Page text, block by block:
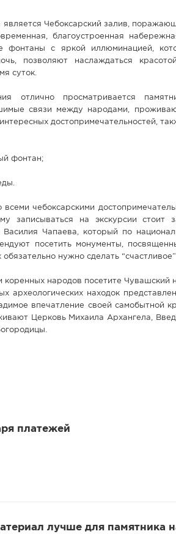
Чебоксарский залив,
благоустроенная
фонтаны с яркой иллюминацией,
позволяют наслаждаться
суток.
отлично просматривается
связи между народами,
достопримечательностей,
фонтан;
чебоксарскими
записываться на экскурсии стоит
Чапаева, который по
посетить монументы,
нужно сделать
коренных народов посетите Чувашский
археологических находок
впечатление своей самобытной
Церковь Михаила Архангела,
платежей
лучше для памятника